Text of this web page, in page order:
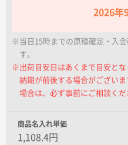
2026年
※当日15時までの原稿確定・入
す。
※出荷目安日はあくまで目安と
納期が前後する場合がござい
場合は、必ず事前にご相談くだ
商品名入れ単価
1,108.4円